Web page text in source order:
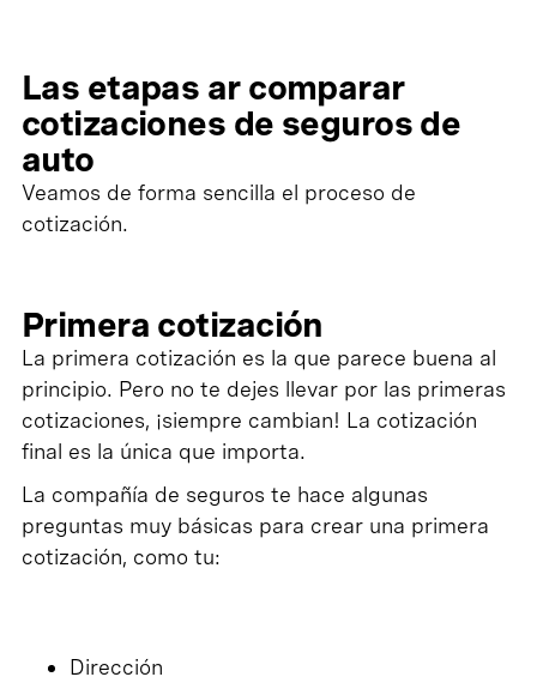
Las etapas ar comparar
cotizaciones de seguros de
auto
Veamos de forma sencilla el proceso de
cotización.
Primera cotización
La primera cotización es la que parece buena al
principio. Pero no te dejes llevar por las primeras
cotizaciones, ¡siempre cambian! La cotización
final es la única que importa.
La compañía de seguros te hace algunas
preguntas muy básicas para crear una primera
cotización, como tu:
Dirección